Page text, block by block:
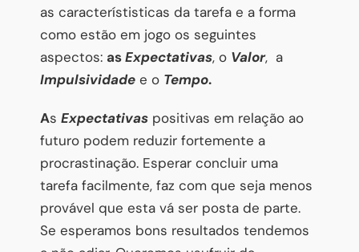
as característisticas da tarefa e a forma
como estão em jogo os seguintes
aspectos: asExpectativas, o Valor, a
Impulsividade e o Tempo.
As Expectativas positivas em relação ao
futuro podem reduzir fortemente a
procrastinação. Esperar concluir uma
tarefa facilmente, faz com que seja menos
provável que esta vá ser posta de parte.
Se esperamos bons resultados tendemos